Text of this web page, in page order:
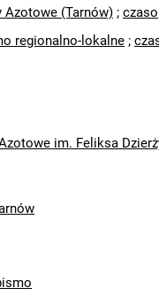
Zakładów Azotowych
1974
1975
Zakładów Azotowych
1976
Zakładów Azotowych im.
1977
Zakładów Azotowych
Azotowe (Tarnów) ;
regionalno-lokalne ;
im. Feliksa